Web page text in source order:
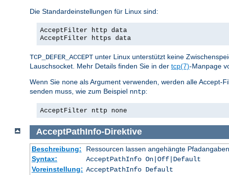
Die Standardeinstellungen für Linux sind:
AcceptFilter http data
AcceptFilter https data
TCP_DEFER_ACCEPT unter Linux unterstützt keine
Lauschsocket. Mehr Details finden Sie in der tcp(7)-Manpage
Wenn Sie none als Argument verwenden, werden alle Accept-
senden muss, wie zum Beispiel nntp:
AcceptFilter nttp none
AcceptPathInfo-Direktive
Beschreibung:
Ressourcen lassen angehängte
Syntax:
AcceptPathInfo On|Off|Default
Voreinstellung: AcceptPathInfo Default